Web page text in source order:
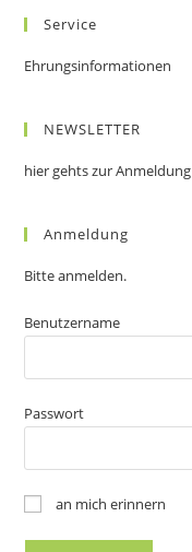
Service
Ehrungsinformationen
NEWSLETTER
hier gehts zur Anmeldung
Anmeldung
Bitte anmelden.
Benutzername
Passwort
an mich erinnern